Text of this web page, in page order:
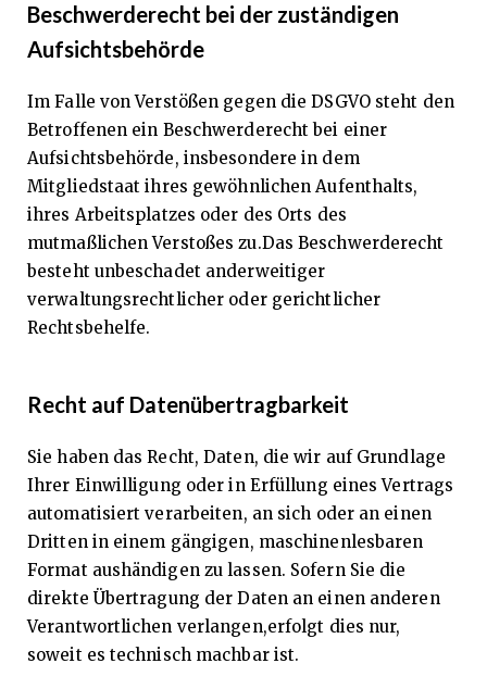
Beschwerderecht bei der zuständigen
Aufsichtsbehörde
Im Falle von Verstößen gegen die DSGVO steht den
Betroffenen ein Beschwerderecht bei einer
Aufsichtsbehörde, insbesondere in dem
Mitgliedstaat ihres gewöhnlichen Aufenthalts,
ihres Arbeitsplatzes oder des Orts des
mutmaßlichen Verstoßes zu.Das Beschwerderecht
besteht unbeschadet anderweitiger
verwaltungsrechtlicher oder gerichtlicher
Rechtsbehelfe.
Recht auf Datenübertragbarkeit
Sie haben das Recht, Daten, die wir auf Grundlage
Ihrer Einwilligung oder in Erfüllung eines Vertrags
automatisiert verarbeiten, an sich oder an einen
Dritten in einem gängigen, maschinenlesbaren
Format aushändigen zu lassen. Sofern Sie die
direkte Übertragung der Daten an einen anderen
Verantwortlichen verlangen,erfolgt dies nur,
soweit es technisch machbar ist.